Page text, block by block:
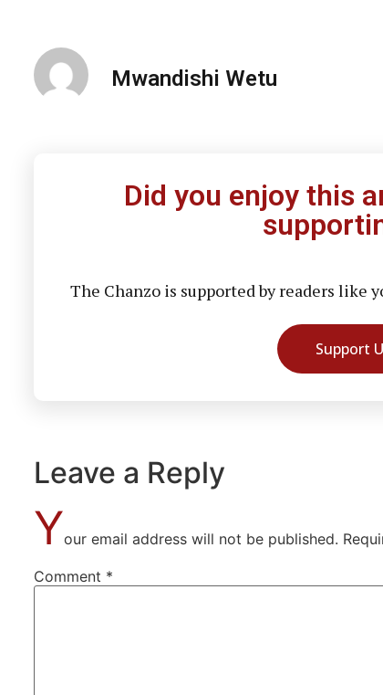
Mwandishi Wetu
Did you enjoy this
The Chanzo is supported by readers like
Support
Leave a Reply
Your email address will not be published.
Comment *